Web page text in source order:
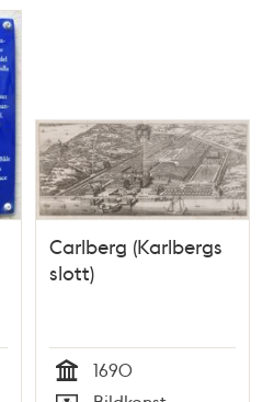
Carlberg (Karlbergs
slott)
Tid
1690